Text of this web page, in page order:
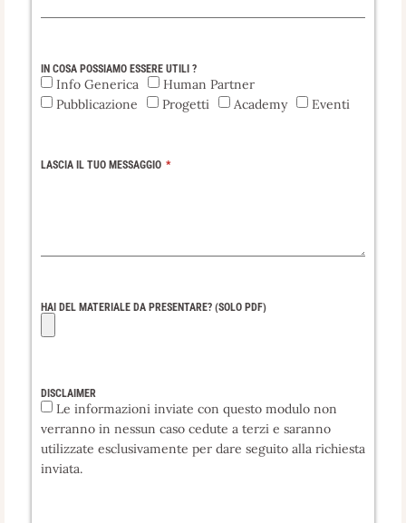
IN COSA POSSIAMO ESSERE UTILI ?
Info Generica
Human Partner
Pubblicazione
Progetti Academy Eventi
LASCIA IL TUO MESSAGGIO
HAI DEL MATERIALE DA PRESENTARE? (SOLO PDF)
DISCLAIMER
Le informazioni inviate con questo modulo non
verranno in nessun caso cedute a terzi e saranno
utilizzate esclusivamente per dare seguito alla richiesta
inviata.